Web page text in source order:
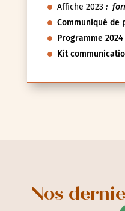
Affiche 2023:
Communiqué de
Programme 2024
Kit
Nos